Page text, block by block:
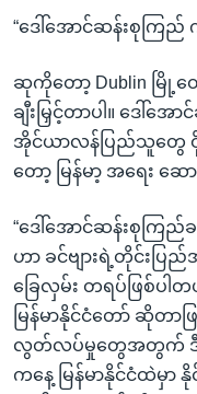
“ဒေါ်အောင်ဆန်းစုကြည်
ဆုကိုတော့ Dublin မြို့တ
ချီးမြှင့်တာပါ။ ဒေါ်
အိုင်ယာလန်ပြည်သူတွေ
တော့ မြန်မာ့ အရေး ဆ
“ဒေါ်အောင်ဆန်းစုကြည်
ဟာ ခင်ဗျားရဲ့တိုင်း
ခြေလှမ်း တရပ်ဖြစ်ပ
မြန်မာနိုင်ငံတော် ဆိုတာ
လွတ်လပ်မှုတွေအတွက် ဒီ
ကနေ့ မြန်မာနိုင်ငံထဲမှာ